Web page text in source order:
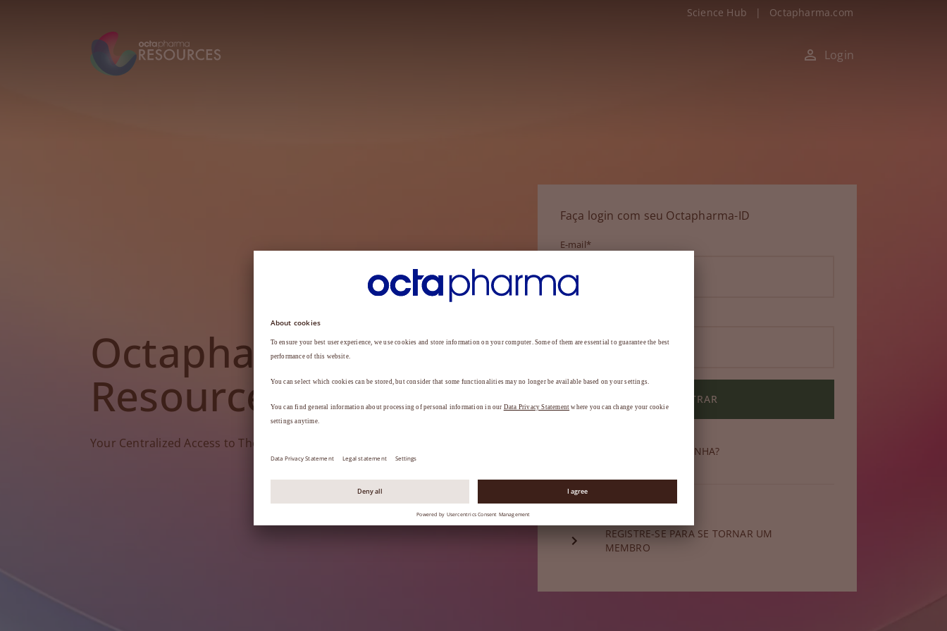
Science Hub | Octapharma.com
Login
Octapharma
Resources
Your Centralized Access to Therapy Tools.
Faça login com seu Octapharma-ID
E-mail*
ENTRAR
ESQUECEU SUA SENHA?
Ainda não é membro?
REGISTRE-SE PARA SE TORNAR UM
MEMBRO